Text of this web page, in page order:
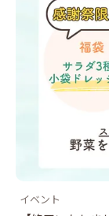
イベント